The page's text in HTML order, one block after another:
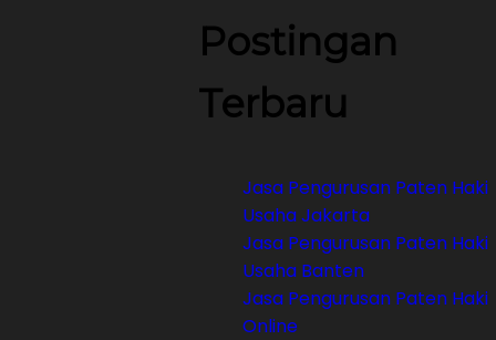
Postingan
Terbaru
Jasa Pengurusan Paten Haki
Usaha Jakarta
Jasa Pengurusan Paten Haki
Usaha Banten
Jasa Pengurusan Paten Haki
Online